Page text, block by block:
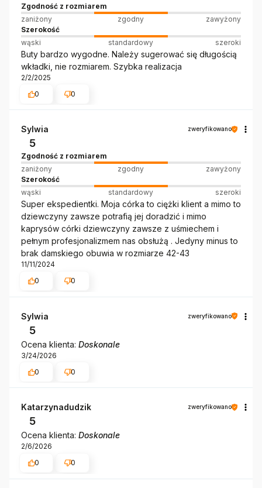
Zgodność z rozmiarem
zaniżony
zgodny
zawyżony
Szerokość
wąski
standardowy szeroki
Buty bardzo wygodne. Należy sugerować się długością
wkładki, nie rozmiarem. Szybka realizacja
2/2/2025
0
0
Sylwia zweryfikowano
5
Zgodność z rozmiarem
zaniżony
zgodny
zawyżony
Szerokość
wąski
standardowy szeroki
Super ekspedientki. Moja córka to ciężki klient a mimo to
dziewczyny zawsze potrafią jej doradzić i mimo
kaprysów córki dziewczyny zawsze z uśmiechem i
pełnym profesjonalizmem nas obsłużą . Jedyny minus to
brak damskiego obuwia w rozmiarze 42-43
11/11/2024
0
0
Sylwia zweryfikowano
5
Ocena klienta: Doskonale
3/24/2026
0
0
Katarzynadudzik zweryfikowano
5
Ocena klienta: Doskonale
2/6/2026
0
0